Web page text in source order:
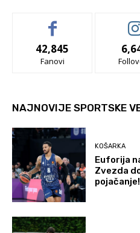
42,845
Fanovi
NAJNOVIJE SPORTSKE
KOŠARKA
Euforija
Zvezda
pojačanje!